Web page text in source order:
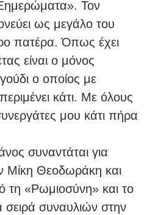
Τον
ως μεγάλο του
πατέρα. Όπως έχει
είναι ο μόνος
ο οποίος με
κάτι. Με όλους
μου κάτι πήρα
συναντάται για
Μίκη Θεοδωράκη και
τη «Ρωμιοσύνη» και το
σειρά συναυλιών στην